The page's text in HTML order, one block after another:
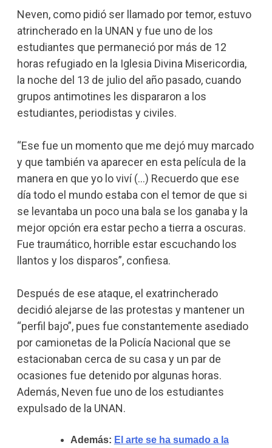
Neven, como pidió ser llamado por temor, estuvo
atrincherado en la UNAN y fue uno de los
estudiantes que permaneció por más de 12
horas refugiado en la Iglesia Divina Misericordia,
la noche del 13 de julio del año pasado, cuando
grupos antimotines les dispararon a los
estudiantes, periodistas y civiles.
“Ese fue un momento que me dejó muy marcado
y que también va aparecer en esta película de la
manera en que yo lo viví (…) Recuerdo que ese
día todo el mundo estaba con el temor de que si
se levantaba un poco una bala se los ganaba y la
mejor opción era estar pecho a tierra a oscuras.
Fue traumático, horrible estar escuchando los
llantos y los disparos”, confiesa.
Después de ese ataque, el exatrincherado
decidió alejarse de las protestas y mantener un
“perfil bajo”, pues fue constantemente asediado
por camionetas de la Policía Nacional que se
estacionaban cerca de su casa y un par de
ocasiones fue detenido por algunas horas.
Además, Neven fue uno de los estudiantes
expulsado de la UNAN.
Además: El arte se ha sumado a la